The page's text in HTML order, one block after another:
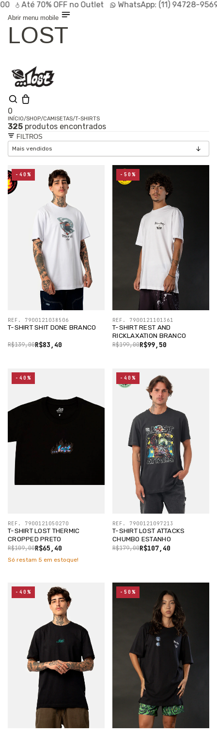
Até 70% OFF no Outlet WhatsApp:(11) 94728-9569
Abrir menu mobile
LOST
0
Shop
Lançamentos
Linhas
Especiais
INÍCIO/SHOP/CAMISETAS/T-SHIRTS
325 produtos encontrados
FILTROS
T-SHIRT SHIT DONE BRANCO
R$83,40
R$139,00
REF. 7900121038506
-40%
T-SHIRT REST AND
RICKLAXATION BRANCO
R$99,50
R$199,00
REF. 7900121101361
-50%
T-SHIRT LOST THERMIC
CROPPED PRETO
R$65,40
R$109,00
REF. 7900121050270
-40%
Só restam 5 em estoque!
T-SHIRT LOST ATTACKS
CHUMBO ESTANHO
R$107,40
R$179,00
REF. 7900121097213
-40%
-40% -50%